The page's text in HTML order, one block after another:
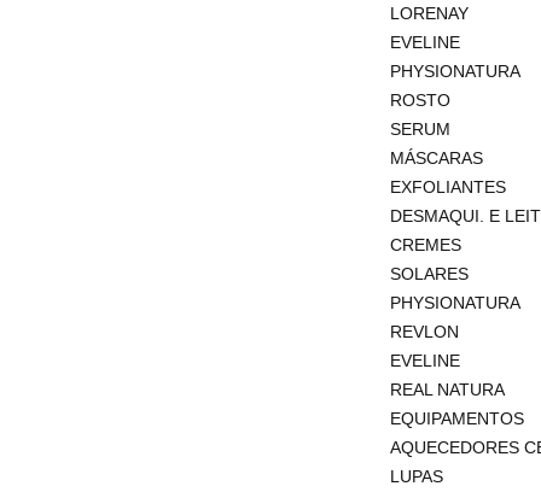
LORENAY
EVELINE
PHYSIONATURA
ROSTO
SERUM
MÁSCARAS
EXFOLIANTES
DESMAQUI. E
CREMES
SOLARES
PHYSIONATURA
REVLON
EVELINE
REAL NATURA
EQUIPAMENTOS
AQUECEDORES
LUPAS